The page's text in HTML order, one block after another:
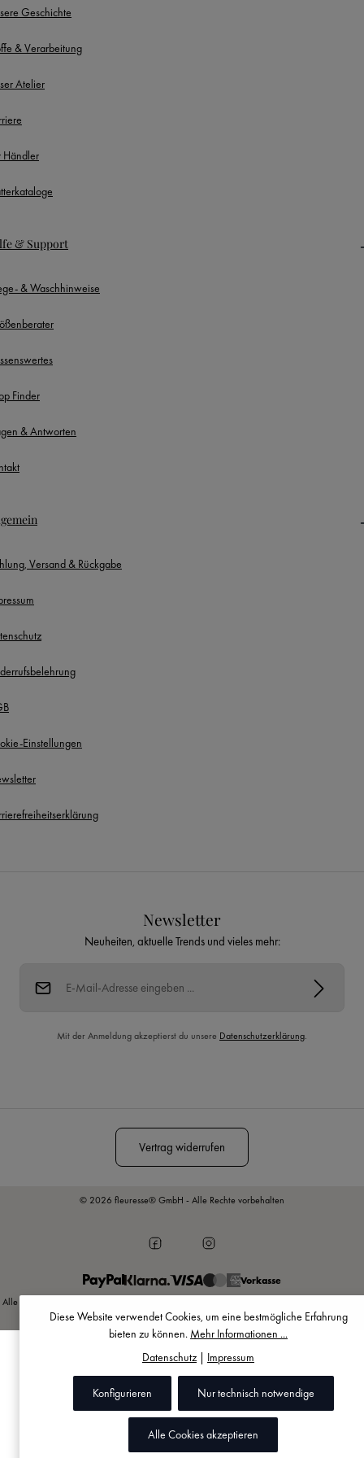
Geschichte
& Verarbeitung
Atelier
Händler
& Support
& Waschhinweise
Finder
& Antworten
Versand & Rückgabe
Einstellungen
Newsletter
Neuheiten, aktuelle Trends und vieles mehr:
Mit der Anmeldung akzeptierst du unsere Datenschutzerklärung.
Vertrag widerrufen
© 2026 fleuresse® GmbH - Alle Rechte vorbehalten
Vorkasse
Alle Preise inkl. gesetzl. Mehrwertsteuer zzgl.
wenn nicht anders angegeben.
Diese Website verwendet Cookies, um eine bestmögliche Erfahrung
bieten zu können. Mehr Informationen ...
Datenschutz| Impressum
Nur technisch notwendige
Konfigurieren
Alle Cookies akzeptieren